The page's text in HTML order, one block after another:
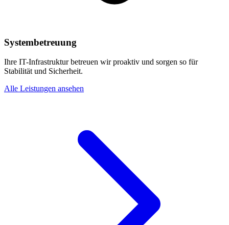
Systembetreuung
Ihre IT-Infrastruktur betreuen wir proaktiv und sorgen so für
Stabilität und Sicherheit.
Alle Leistungen ansehen